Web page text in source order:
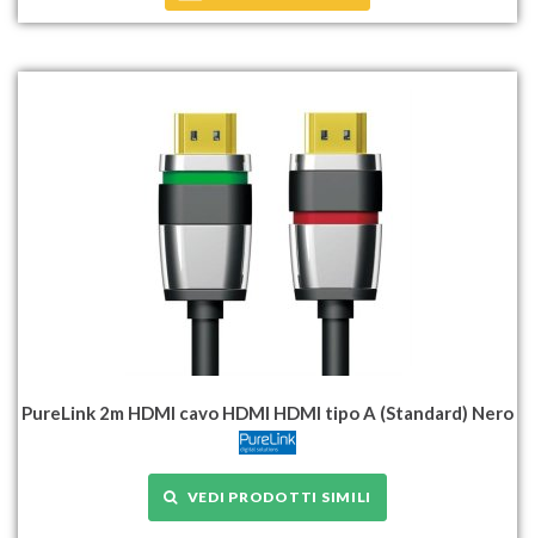
PureLink 2m HDMI cavo HDMI HDMI tipo A (Standard) Nero
VEDI PRODOTTI SIMILI